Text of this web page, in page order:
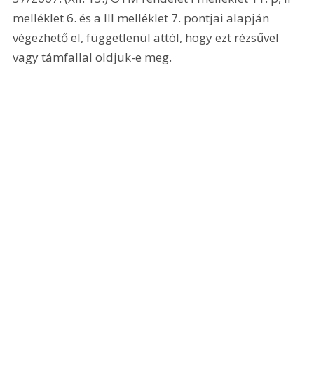
melléklet 6. és a III melléklet 7. pontjai alapján
végezhető el, függetlenül attól, hogy ezt rézsűvel
vagy támfallal oldjuk-e meg.